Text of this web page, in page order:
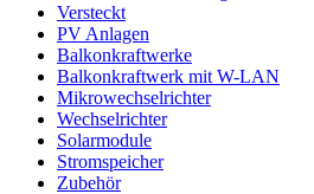
Versteckt
PV Anlagen
Balkonkraftwerke
Balkonkraftwerk mit W-LAN
Mikrowechselrichter
Wechselrichter
Solarmodule
Stromspeicher
Zubehör